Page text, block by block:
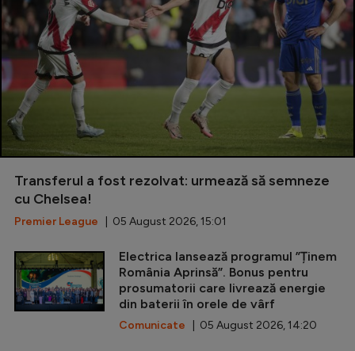
Transferul a fost rezolvat: urmează să semneze
cu Chelsea!
Premier League | 05 August 2026, 15:01
Electrica lansează programul ”Ținem
România Aprinsă”. Bonus pentru
prosumatorii care livrează energie
din baterii în orele de vârf
Comunicate | 05 August 2026, 14:20